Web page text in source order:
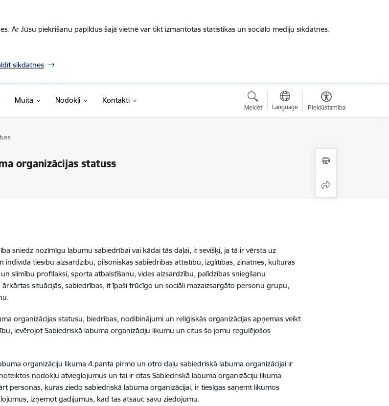
Ar Jūsu piekrišanu papildus šajā vietnē var tikt izmantotas statistikas un sociālo mediju sīkdatnes.
sīkdatnes
Muita Nodokļi Kontakti
Meklēt Language Piekļūstamība
organizācijas statuss
sniedz nozīmīgu labumu sabiedrībai vai kādai tās daļai, it sevišķi, ja tā ir vērsta uz
indivīda tiesību aizsardzību, pilsoniskas sabiedrības attīstību, izglītības, zinātnes, kultūras
slimību profilaksi, sporta atbalstīšanu, vides aizsardzību, palīdzības sniegšanu
situācijās, sabiedrības, it īpaši trūcīgo un sociāli mazaizsargāto personu grupu,
organizācijas statusu, biedrības, nodibinājumi un reliģiskās organizācijas apņemas veikt
ievērojot Sabiedriskā labuma organizāciju likumu un citus šo jomu regulējošos
organizāciju likuma 4.panta pirmo un otro daļu sabiedriskā labuma organizācijai ir
nodokļu atvieglojumus un tai ir citas Sabiedriskā labuma organizāciju likuma
personas, kuras ziedo sabiedriskā labuma organizācijai, ir tiesīgas saņemt likumos
izņemot gadījumus, kad tās atsauc savu ziedojumu.